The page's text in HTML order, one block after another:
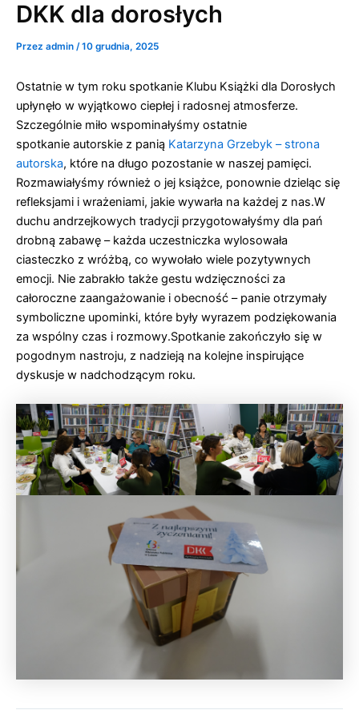
treści
Przejdź
treści
DKK dla dorosłych
Przez admin /10 grudnia, 2025
Ostatnie w tym roku spotkanie Klubu Książki dla Dorosłych
upłynęło w wyjątkowo ciepłej i radosnej atmosferze.
Szczególnie miło wspominałyśmy ostatnie
spotkanie autorskie z panią Katarzyna Grzebyk – strona
autorska, które na długo pozostanie w naszej pamięci.
Rozmawiałyśmy również o jej książce, ponownie dzieląc się
refleksjami i wrażeniami, jakie wywarła na każdej z nas.W
duchu andrzejkowych tradycji przygotowałyśmy dla pań
drobną zabawę – każda uczestniczka wylosowała
ciasteczko z wróżbą, co wywołało wiele pozytywnych
emocji. Nie zabrakło także gestu wdzięczności za
całoroczne zaangażowanie i obecność – panie otrzymały
symboliczne upominki, które były wyrazem podziękowania
za wspólny czas i rozmowy.Spotkanie zakończyło się w
pogodnym nastroju, z nadzieją na kolejne inspirujące
dyskusje w nadchodzącym roku.